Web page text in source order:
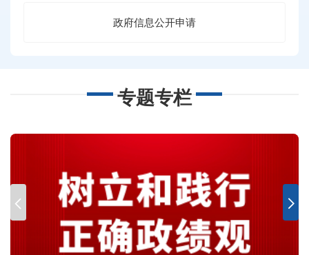
政府信息公开申请
专题专栏